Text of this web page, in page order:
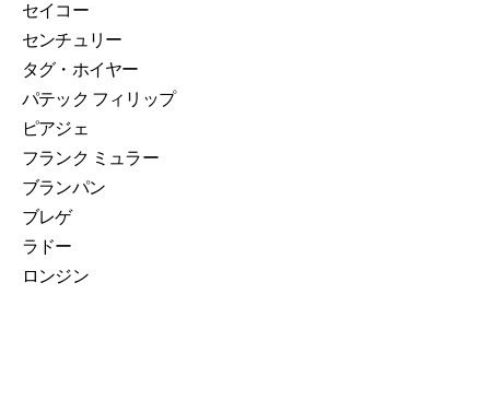
セイコー
センチュリー
タグ・ホイヤー
パテック フィリップ
ピアジェ
フランク ミュラー
ブランパン
ブレゲ
ラドー
ロンジン